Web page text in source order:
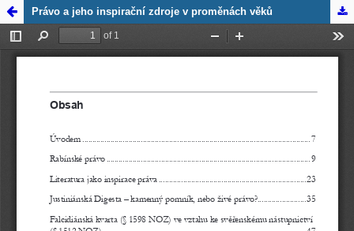
Zpět na
detail
publikace
jeho
zdroje v
proměnách
věků
Právo a jeho inspirační zdroje v proměnách věků